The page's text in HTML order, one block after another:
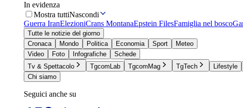
In evidenza
Mostra tuttiNascondi
Guerra IranElezioniCrans MontanaEpstein FilesFamiglia nel bosco
Tutte le notizie del giorno
Cronaca
Mondo Politica Economia Sport
Meteo
Video
Foto Infografiche
Schede
Tv & Spettacolo
TgcomLab TgcomMag TgTech Lifestyle
Chi siamo
Seguici anche su